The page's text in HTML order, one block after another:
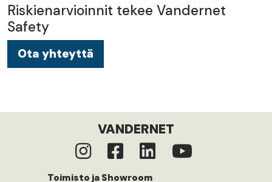
Riskienarvioinnit tekee Vandernet
Safety
Ota yhteyttä
VANDERNET
Toimisto ja Showroom